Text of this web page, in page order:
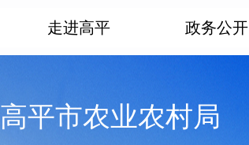
走进高平 政务公开
高平市农业农村局